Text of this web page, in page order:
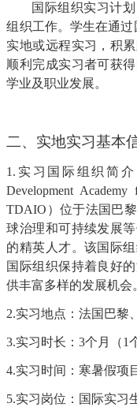
国际组织实习计
组织工作。学生在通
实地或远程实习，积
顺利完成实习者可获
学业及职业发展。
二、实地实习基本
1.实习国际组织简
Development
TDAIO）位于法国巴
球治理和可持续发展
的精英人才。该国际
国际组织保持着良好
供丰富多样的发展机会
2.实习地点：法国巴黎
3.实习时长：3个月（1
4.实习时间：寒暑假项
5.实习岗位：国际实习